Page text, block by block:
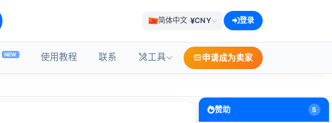
简体中文·¥CNY 登录
NEW 使用教程 联系 工具 申请成为卖家
赞助 5